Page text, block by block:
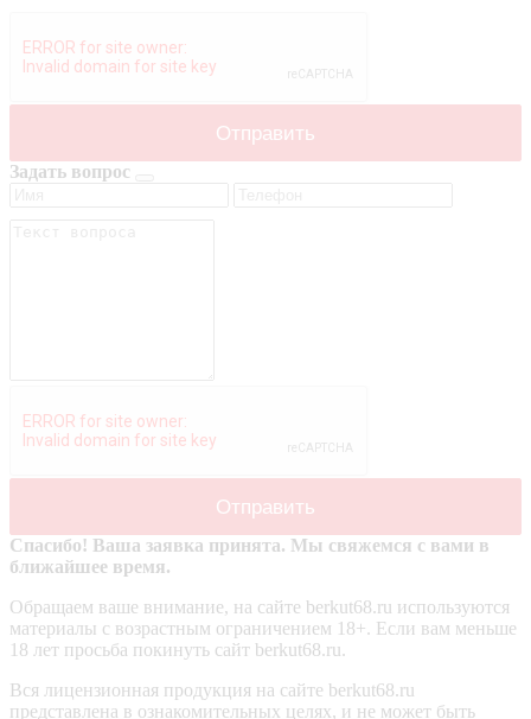
Задать вопрос
Спасибо! Ваша заявка принята. Мы свяжемся с вами в
ближайшее время.
Обращаем ваше внимание, на сайте berkut68.ru используются
материалы с возрастным ограничением 18+. Если вам меньше
18 лет просьба покинуть сайт berkut68.ru.
Вся лицензионная продукция на сайте berkut68.ru
представлена в ознакомительных целях, и не может быть